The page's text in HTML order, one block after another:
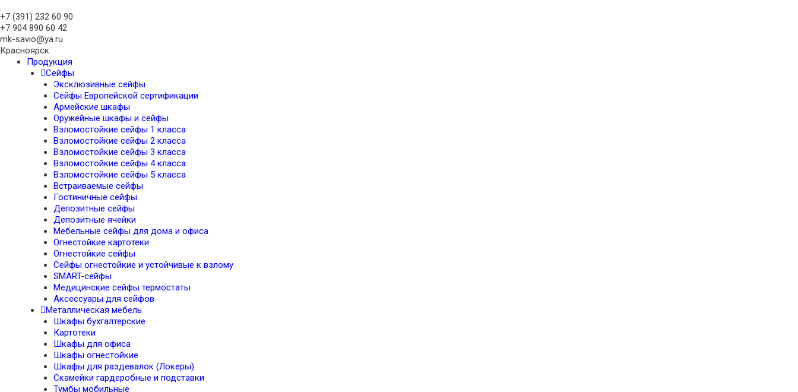
+7 (391) 232 60 90
+7 904 890 60 42
mk-savio@ya.ru
Красноярск
Продукция
Сейфы
Эксклюзивные сейфы
Сейфы Европейской сертификации
Армейские шкафы
Оружейные шкафы и сейфы
Взломостойкие сейфы 1 класса
Взломостойкие сейфы 2 класса
Взломостойкие сейфы 3 класса
Взломостойкие сейфы 4 класса
Взломостойкие сейфы 5 класса
Встраиваемые сейфы
Гостиничные сейфы
Депозитные сейфы
Депозитные ячейки
Мебельные сейфы для дома и офиса
Огнестойкие картотеки
Огнестойкие сейфы
Сейфы огнестойкие и устойчивые к взлому
SMART-сейфы
Медицинские сейфы термостаты
Аксессуары для сейфов
Металлическая мебель
Шкафы бухгалтерские
Картотеки
Шкафы для офиса
Шкафы огнестойкие
Шкафы для раздевалок (Локеры)
Скамейки гардеробные и подставки
Тумбы мобильные